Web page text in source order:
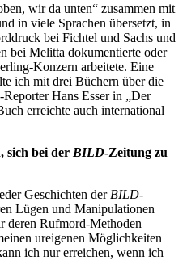
wir da unten“ zusammen mit
in viele Sprachen übersetzt, in
bei Fichtel und Sachs und
bei Melitta dokumentierte oder
Konzern arbeitete. Eine
ich mit drei Büchern über die
Hans Esser in „Der
erreichte auch international
sich bei der BILD-Zeitung zu
Geschichten der BILD-
Lügen und Manipulationen
deren Rufmord-Methoden
ureigenen Möglichkeiten
ich nur erreichen, wenn ich